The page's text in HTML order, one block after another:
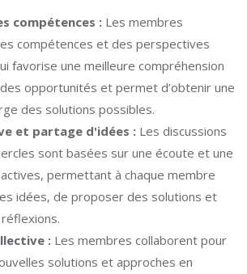
compétences : Les membres
compétences et des perspectives
favorise une meilleure compréhension
opportunités et permet d’obtenir une
des solutions possibles.
et partage d'idées : Les discussions
sont basées sur une écoute et une
permettant à chaque membre
idées, de proposer des solutions et
: Les membres collaborent pour
solutions et approches en